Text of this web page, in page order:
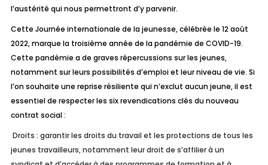
l’austérité qui nous permettront d’y parvenir.
Cette Journée internationale de la jeunesse, célébrée le 12 août
2022, marque la troisième année de la pandémie de COVID-19.
Cette pandémie a de graves répercussions sur les jeunes,
notamment sur leurs possibilités d’emploi et leur niveau de vie. Si
l’on souhaite une reprise résiliente qui n’exclut aucun jeune, il est
essentiel de respecter les six revendications clés du nouveau
contrat social :
Droits : garantir les droits du travail et les protections de tous les
jeunes travailleurs, notamment leur droit de s’affilier à un